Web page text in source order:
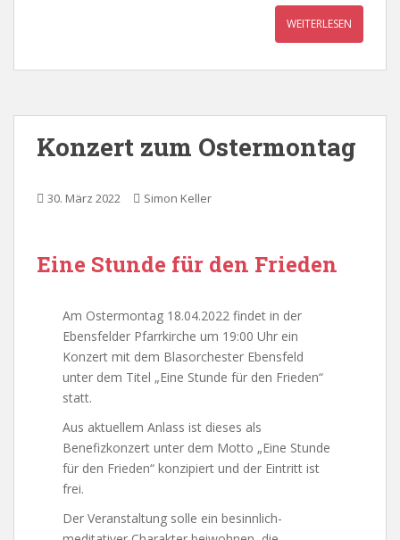
WEITERLESEN
Konzert zum Ostermontag
30. März 2022 Simon Keller
Eine Stunde für den Frieden
Am Ostermontag 18.04.2022 findet in der
Ebensfelder Pfarrkirche um 19:00 Uhr ein
Konzert mit dem Blasorchester Ebensfeld
unter dem Titel „Eine Stunde für den Frieden“
statt.
Aus aktuellem Anlass ist dieses als
Benefizkonzert unter dem Motto „Eine Stunde
für den Frieden“ konzipiert und der Eintritt ist
frei.
Der Veranstaltung solle ein besinnlich-